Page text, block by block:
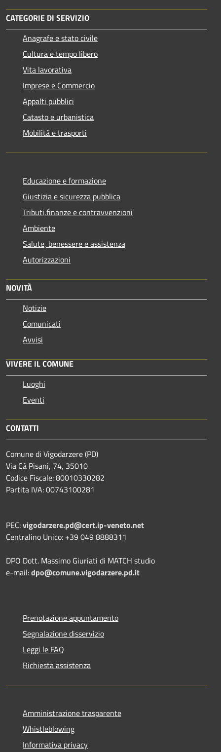
CATEGORIE DI SERVIZIO
Anagrafe e stato civile
Cultura e tempo libero
Vita lavorativa
Imprese e Commercio
Appalti pubblici
Catasto e urbanistica
Mobilità e trasporti
Educazione e formazione
Giustizia e sicurezza pubblica
Tributi,finanze e contravvenzioni
Ambiente
Salute, benessere e assistenza
Autorizzazioni
NOVITÀ
Notizie
Comunicati
Avvisi
VIVERE IL COMUNE
Luoghi
Eventi
CONTATTI
Comune di Vigodarzere (PD)
Via Cà Pisani, 74, 35010
Codice Fiscale: 80010330282
Partita IVA: 00743100281
PEC:vigodarzere.pd@cert.ip-veneto.net
Centralino Unico: +39 049 8888311
DPO Dott. Massimo Giuriati di MATCH studio
e-mail:dpo@comune.vigodarzere.pd.it
Prenotazione appuntamento
Segnalazione disservizio
Leggi le FAQ
Richiesta assistenza
Amministrazione trasparente
Whistleblowing
Informativa privacy